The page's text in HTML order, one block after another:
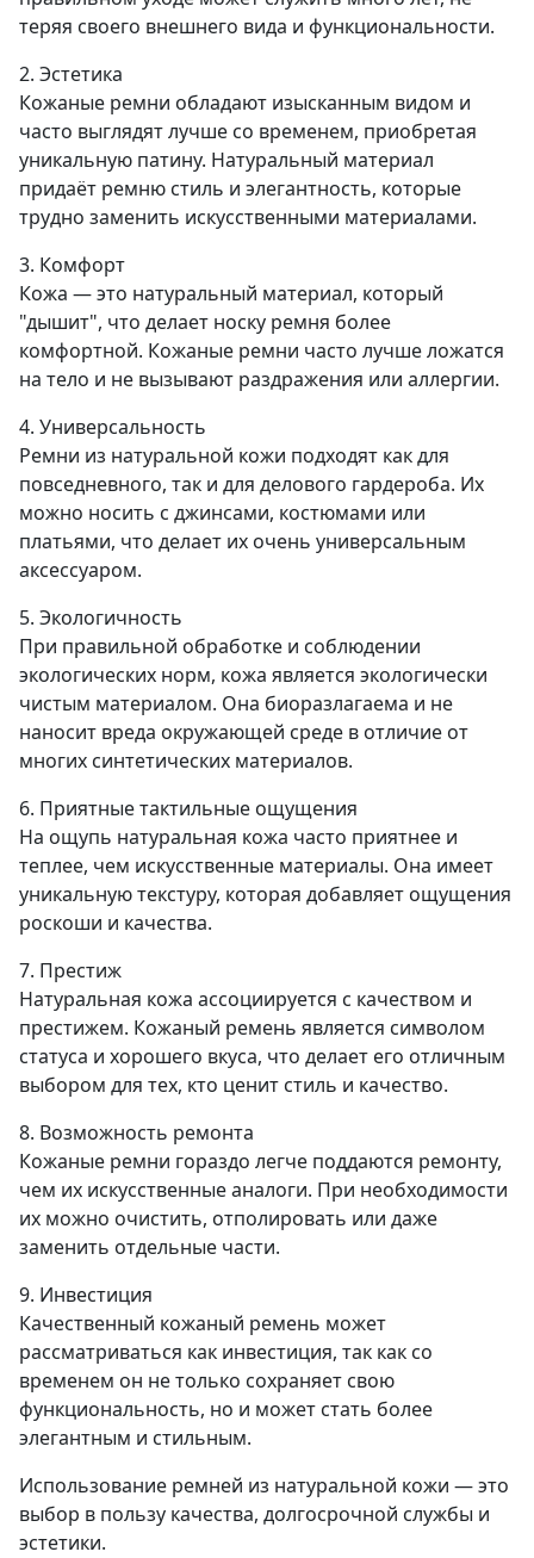
теряя своего внешнего вида и функциональности.
2. Эстетика
Кожаные ремни обладают изысканным видом и
часто выглядят лучше со временем, приобретая
уникальную патину. Натуральный материал
придаёт ремню стиль и элегантность, которые
трудно заменить искусственными материалами.
3. Комфорт
Кожа — это натуральный материал, который
"дышит", что делает носку ремня более
комфортной. Кожаные ремни часто лучше ложатся
на тело и не вызывают раздражения или аллергии.
4. Универсальность
Ремни из натуральной кожи подходят как для
повседневного, так и для делового гардероба. Их
можно носить с джинсами, костюмами или
платьями, что делает их очень универсальным
аксессуаром.
5. Экологичность
При правильной обработке и соблюдении
экологических норм, кожа является экологически
чистым материалом. Она биоразлагаема и не
наносит вреда окружающей среде в отличие от
многих синтетических материалов.
6. Приятные тактильные ощущения
На ощупь натуральная кожа часто приятнее и
теплее, чем искусственные материалы. Она имеет
уникальную текстуру, которая добавляет ощущения
роскоши и качества.
7. Престиж
Натуральная кожа ассоциируется с качеством и
престижем. Кожаный ремень является символом
статуса и хорошего вкуса, что делает его отличным
выбором для тех, кто ценит стиль и качество.
8. Возможность ремонта
Кожаные ремни гораздо легче поддаются ремонту,
чем их искусственные аналоги. При необходимости
их можно очистить, отполировать или даже
заменить отдельные части.
9. Инвестиция
Качественный кожаный ремень может
рассматриваться как инвестиция, так как со
временем он не только сохраняет свою
функциональность, но и может стать более
элегантным и стильным.
Использование ремней из натуральной кожи — это
выбор в пользу качества, долгосрочной службы и
эстетики.